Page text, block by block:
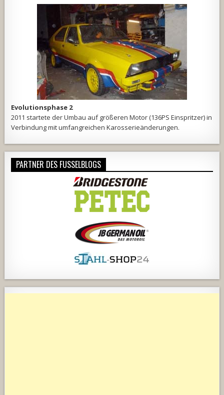
Evolutionsphase 2
2011 startete der Umbau auf größeren Motor (136PS Einspritzer) in
Verbindung mit umfangreichen Karosserieänderungen.
PARTNER DES FUSSELBLOGS